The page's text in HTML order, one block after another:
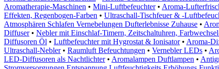
Aromatherapie-Maschinen • Mini-Luftbefeuchter• Aroma-
Effekten, Regenbogen-Farben • Ultraschall-Tischfeuer & -
Atmosphären Schlafen Vernebelungen Dufterlebnisse Zuhause •
Diffuser• Nebler mit Einschlaf-Timern, Zeitschaltuhren,
Diffusoren Öl • Luftbefeuchter mit Hygrostat & Ionisator• Aroma-
Ultraschall-Nebler• Raumluft Befeuchtungen • Vernebler LEDs •
LED-Diffusoren als Nachtlichter• Aromalampen Duftlampen •